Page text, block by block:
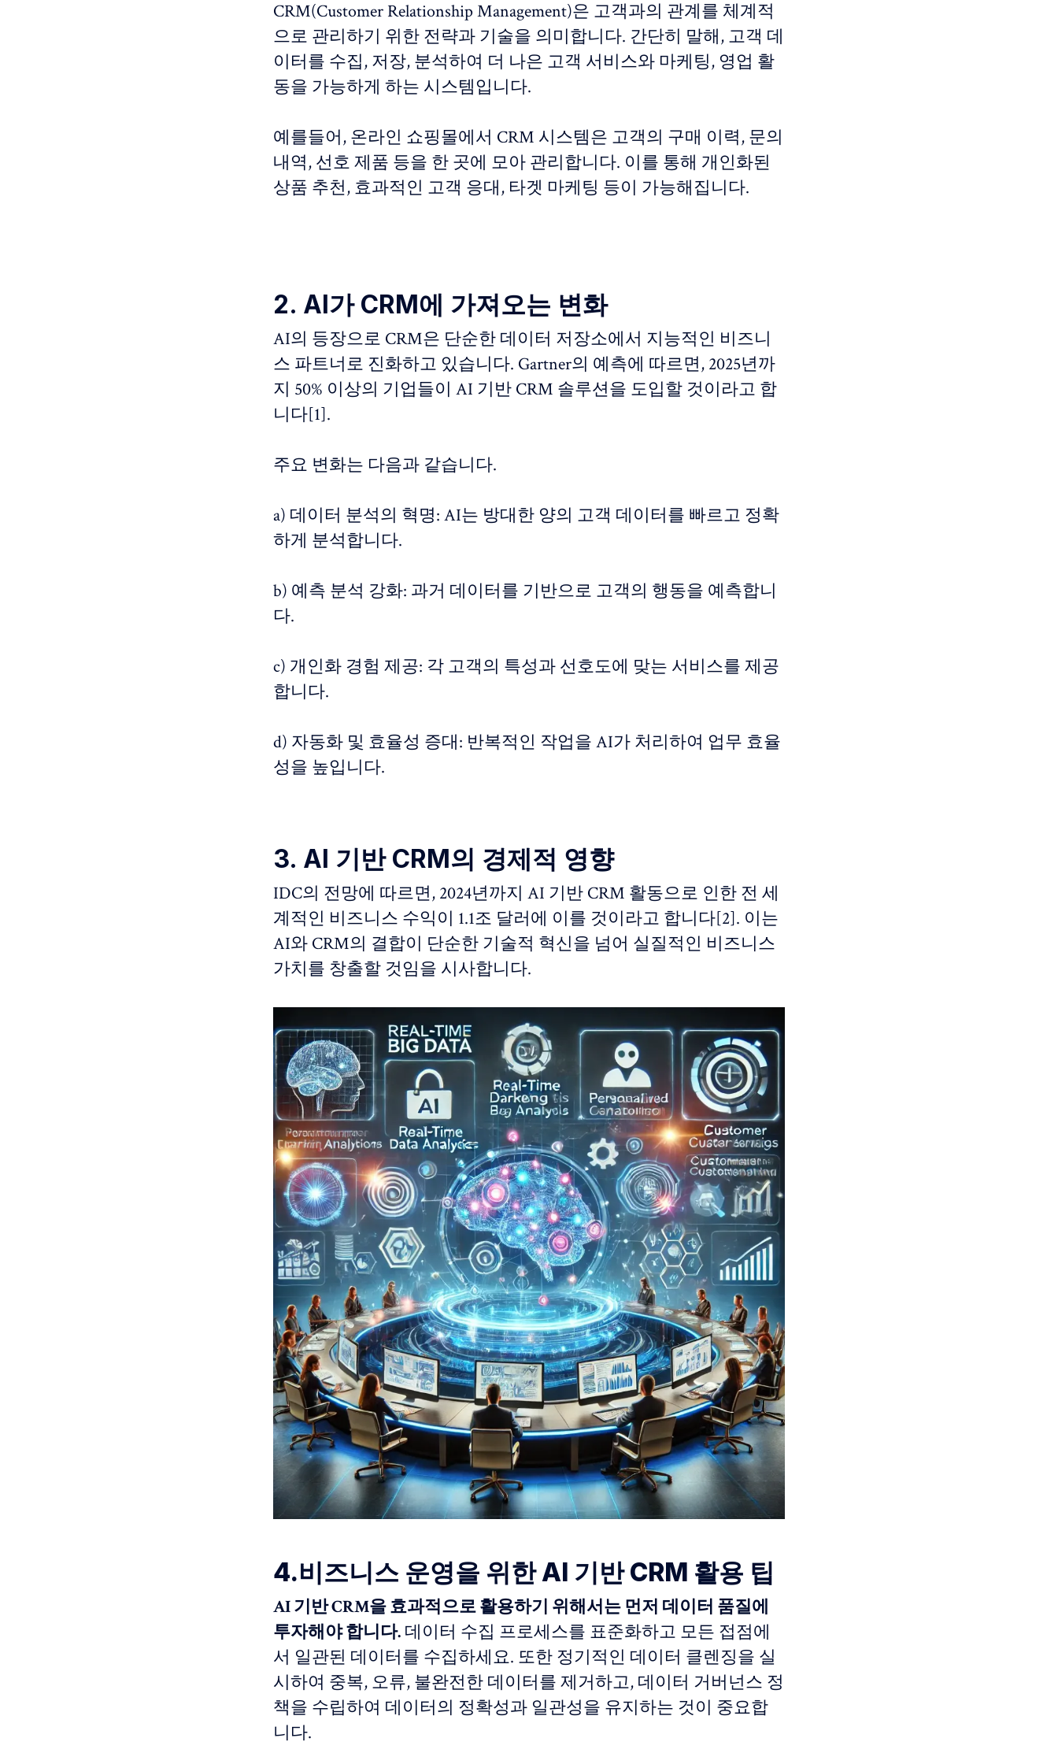
CRM(Customer Relationship Management)은 고객과의 관계를 체계적
으로 관리하기 위한 전략과 기술을 의미합니다. 간단히 말해, 고객 데
이터를 수집, 저장, 분석하여 더 나은 고객 서비스와 마케팅, 영업 활
동을 가능하게 하는 시스템입니다.
예를들어, 온라인 쇼핑몰에서 CRM 시스템은 고객의 구매 이력, 문의
내역, 선호 제품 등을 한 곳에 모아 관리합니다. 이를 통해 개인화된
상품 추천, 효과적인 고객 응대, 타겟 마케팅 등이 가능해집니다.
2. AI가 CRM에 가져오는 변화
AI의 등장으로 CRM은 단순한 데이터 저장소에서 지능적인 비즈니
스 파트너로 진화하고 있습니다. Gartner의 예측에 따르면, 2025년까
지 50% 이상의 기업들이 AI 기반 CRM 솔루션을 도입할 것이라고 합
니다[1].
주요 변화는 다음과 같습니다.
a) 데이터 분석의 혁명: AI는 방대한 양의 고객 데이터를 빠르고 정확
하게 분석합니다.
b) 예측 분석 강화: 과거 데이터를 기반으로 고객의 행동을 예측합니
다.
c) 개인화 경험 제공: 각 고객의 특성과 선호도에 맞는 서비스를 제공
합니다.
d) 자동화 및 효율성 증대: 반복적인 작업을 AI가 처리하여 업무 효율
성을 높입니다.
3. AI 기반 CRM의 경제적 영향
IDC의 전망에 따르면, 2024년까지 AI 기반 CRM 활동으로 인한 전 세
계적인 비즈니스 수익이 1.1조 달러에 이를 것이라고 합니다[2]. 이는
AI와 CRM의 결합이 단순한 기술적 혁신을 넘어 실질적인 비즈니스
가치를 창출할 것임을 시사합니다.
4.비즈니스 운영을 위한 AI 기반 CRM 활용 팁
AI 기반 CRM을 효과적으로 활용하기 위해서는 먼저 데이터 품질에
투자해야 합니다. 데이터 수집 프로세스를 표준화하고 모든 접점에
서 일관된 데이터를 수집하세요. 또한 정기적인 데이터 클렌징을 실
시하여 중복, 오류, 불완전한 데이터를 제거하고, 데이터 거버넌스 정
책을 수립하여 데이터의 정확성과 일관성을 유지하는 것이 중요합
니다.